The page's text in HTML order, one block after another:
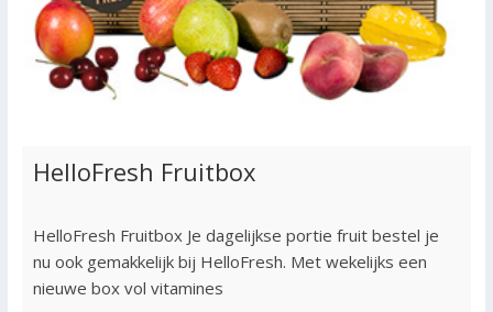
HelloFresh Fruitbox
HelloFresh Fruitbox Je dagelijkse portie fruit bestel je
nu ook gemakkelijk bij HelloFresh. Met wekelijks een
nieuwe box vol vitamines